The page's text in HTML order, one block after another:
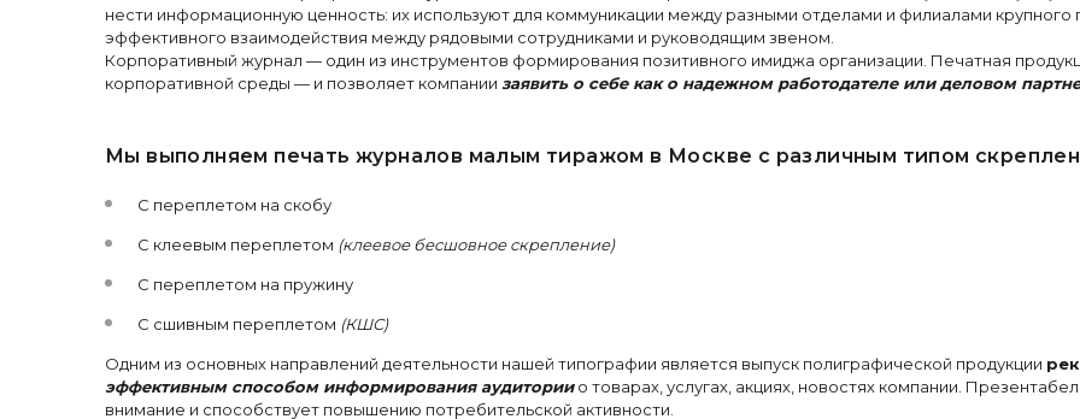
нести информационную ценность: их используют для коммуникации между разными отделами и филиалами
эффективного взаимодействия между рядовыми сотрудниками и руководящим звеном.
Корпоративный журнал — один из инструментов формирования позитивного имиджа организации. Печатная
корпоративной среды — и позволяет компании заявить о себе как о надежном работодателе или деловом
Мы выполняем печать журналов малым тиражом в Москве с различным типом
С переплетом на скобу
С клеевым переплетом (клеевое бесшовное скрепление)
С переплетом на пружину
С сшивным переплетом (КШС)
Одним из основных направлений деятельности нашей типографии является выпуск полиграфической продукции
эффективным способом информирования аудиториио товарах, услугах, акциях, новостях компании.
внимание и способствует повышению потребительской активности.